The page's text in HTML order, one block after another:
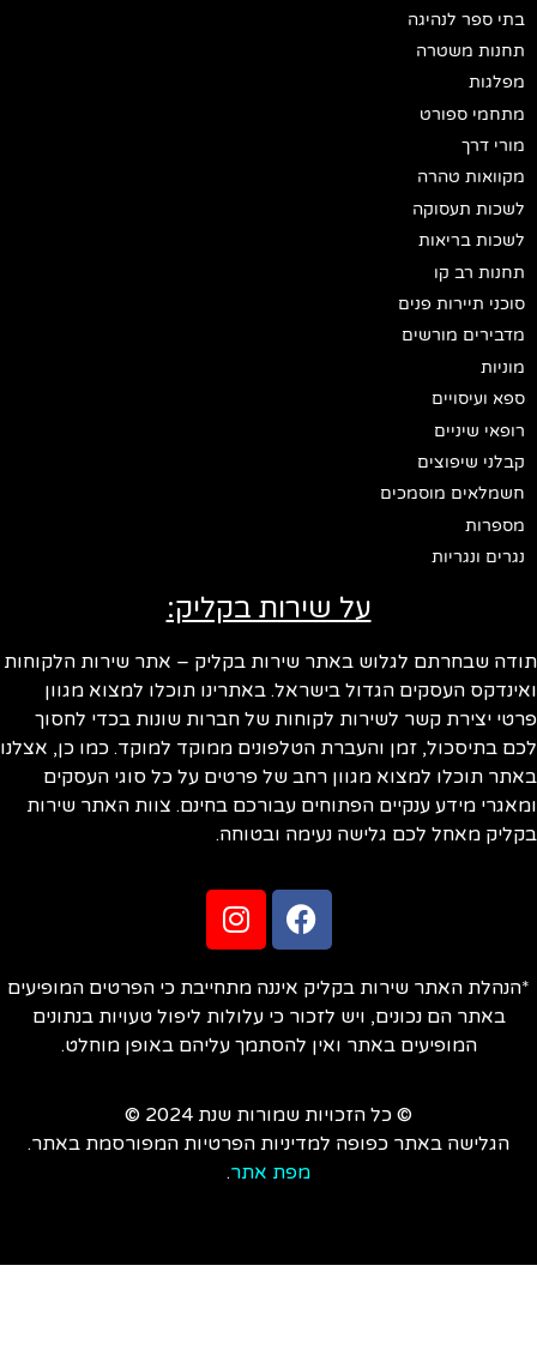
בתי ספר לנהיגה
תחנות משטרה
מפלגות
מתחמי ספורט
מורי דרך
מקוואות טהרה
לשכות תעסוקה
לשכות בריאות
תחנות רב קו
סוכני תיירות פנים
מדבירים מורשים
מוניות
ספא ועיסויים
רופאי שיניים
קבלני שיפוצים
חשמלאים מוסמכים
מספרות
נגרים ונגריות
על שירות בקליק:
שבחרתם לגלוש באתר שירות בקליק – אתר שירות הלקוחות
העסקים הגדול בישראל. באתרינו תוכלו למצוא מגוון
יצירת קשר לשירות לקוחות של חברות שונות בכדי לחסוך
בתיסכול, זמן והעברת הטלפונים ממוקד למוקד. כמו כן, אצלנו
תוכלו למצוא מגוון רחב של פרטים על כל סוגי העסקים
מידע ענקיים הפתוחים עבורכם בחינם. צוות האתר שירות
מאחל לכם גלישה נעימה ובטוחה.
האתר שירות בקליק איננה מתחייבת כי הפרטים המופיעים
באתר הם נכונים, ויש לזכור כי עלולות ליפול טעויות בנתונים
המופיעים באתר ואין להסתמך עליהם באופן מוחלט.
© כל הזכויות שמורות שנת 2024 ©
הגלישה באתר כפופה למדיניות הפרטיות המפורסמת באתר.
מפת אתר.